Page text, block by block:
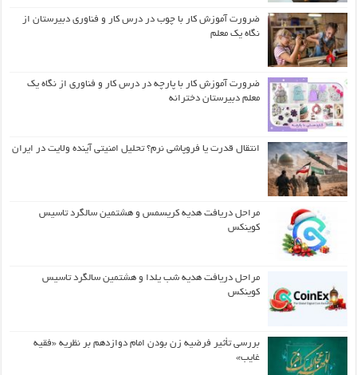
ضرورت آموزش کار با چوب در درس کار و فناوری دبیرستان از
نگاه یک معلم
ضرورت آموزش کار با پارچه در درس کار و فناوری از نگاه یک
معلم دبیرستان دخترانه
انتقال قدرت یا فروپاشی نرم؟ تحلیل امنیتی آینده ولایت در ایران
مراحل دریافت هدیه کریسمس و هشتمین سالگرد تاسیس
کوینکس
مراحل دریافت هدیه شب یلدا و هشتمین سالگرد تاسیس
کوینکس
بررسی تأثیر فرضیه زن بودن امام دوازدهم بر نظریه «فقیه
غایب»